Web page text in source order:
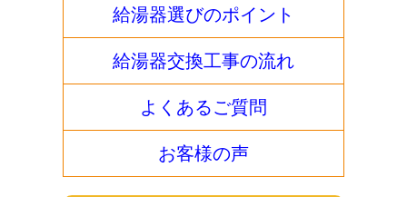
給湯器選びのポイント
給湯器交換工事の流れ
よくあるご質問
お客様の声